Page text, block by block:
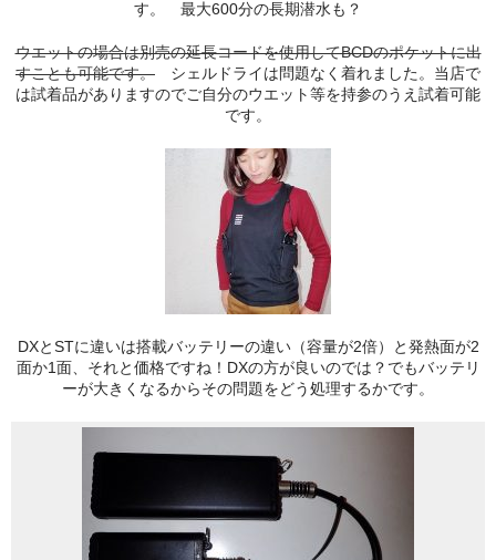
す。 最大600分の長期潜水も？
ウエットの場合は別売の延長コードを使用してBCDのポケットに出
すことも可能です。 シェルドライは問題なく着れました。当店で
は試着品がありますのでご自分のウエット等を持参のうえ試着可能
です。
DXとSTに違いは搭載バッテリーの違い（容量が2倍）と発熱面が2
面か1面、それと価格ですね！DXの方が良いのでは？でもバッテリ
ーが大きくなるからその問題をどう処理するかです。